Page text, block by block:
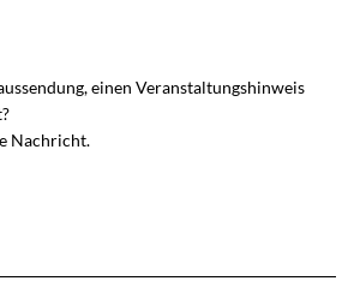
einen Veranstaltungshinweis
Nachricht.